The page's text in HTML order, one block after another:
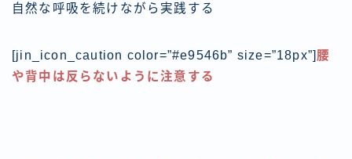
自然な呼吸を続けながら実践する
[jin_icon_caution color=”#e9546b” size=”18px”] 腰
や背中は反らないように注意する